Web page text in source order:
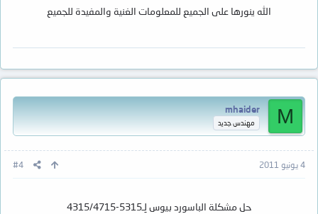
الله ينورها على الجميع للمعلومات الغنية والمفيدة للجميع
M
mhaider
مهندس جديد
4 يونيو 2011 #4
حل مشكلة الباسورد بيوس لِـ5315-4315/4715